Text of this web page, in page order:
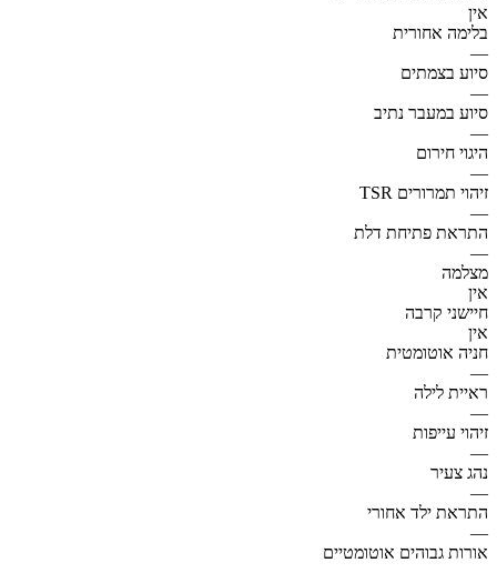
אין
בלימה אחורית
—
סיוע בצמתים
—
סיוע במעבר נתיב
—
היגוי חירום
—
זיהוי תמרורים TSR
—
התראת פתיחת דלת
—
מצלמה
אין
חיישני קרבה
אין
חניה אוטומטית
—
ראיית לילה
—
זיהוי עייפות
—
נהג צעיר
—
התראת ילד אחורי
—
אורות גבוהים אוטומטיים